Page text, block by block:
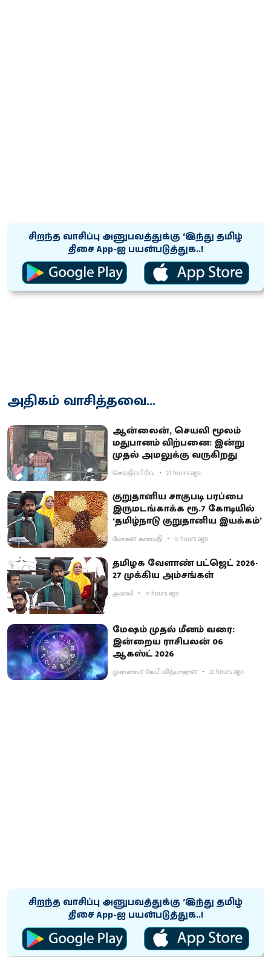
சிறந்த வாசிப்பு அனுபவத்துக்கு ‘இந்து தமிழ்
திசை App-ஐ பயன்படுத்துக..!
அதிகம் வாசித்தவை...
ஆன்லைன், செயலி மூலம்
மதுபானம் விற்பனை: இன்று
முதல் அமலுக்கு வருகிறது
செய்திப்பிரிவு 23 hours ago
குறுதானிய சாகுபடி பரப்பை
இருமடங்காக்க ரூ.7 கோடியில்
‘தமிழ்நாடு குறுதானிய இயக்கம்’
மோகன் கணபதி 15 hours ago
தமிழக வேளாண் பட்ஜெட் 2026-
27 முக்கிய அம்சங்கள்
அனலி 17 hours ago
மேஷம் முதல் மீனம் வரை:
இன்றைய ராசிபலன் 06
ஆகஸ்ட் 2026
முனைவர் கே.பி.வித்யாதரன் 22 hours ago
சிறந்த வாசிப்பு அனுபவத்துக்கு ‘இந்து தமிழ்
திசை App-ஐ பயன்படுத்துக..!